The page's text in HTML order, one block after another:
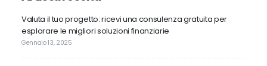
Valuta il tuo progetto: ricevi una consulenza gratuita per
esplorare le migliori soluzioni finanziarie
Gennaio 13, 2025